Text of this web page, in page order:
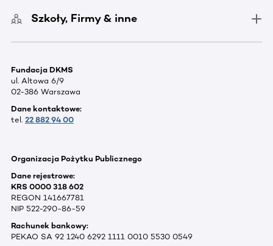
Szkoły, Firmy & inne
Fundacja DKMS
ul. Altowa 6/9
02-386 Warszawa
Dane kontaktowe:
tel. 22 882 94 00
Organizacja Pożytku Publicznego
Dane rejestrowe:
KRS 0000 318 602
REGON 141667781
NIP 522-290-86-59
Rachunek bankowy:
PEKAO SA 92 1240 6292 1111 0010 5530 0549